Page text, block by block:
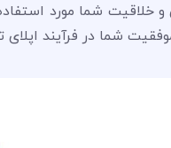
شما در فرآیند